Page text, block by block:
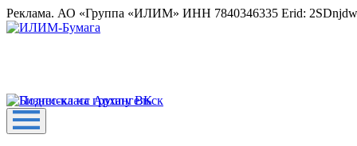
Реклама. АО «Группа «ИЛИМ» ИНН 7840346335 Erid: